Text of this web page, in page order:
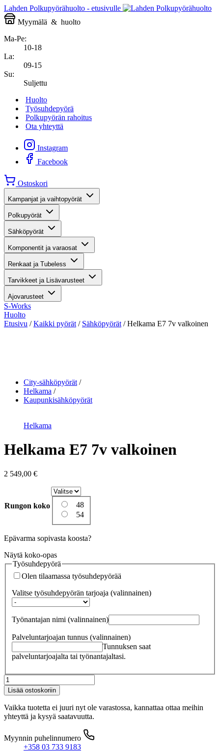
Lahden Polkupyörähuolto - etusivulle
Myymälä & huolto
Ma-Pe:
10-18
La:
09-15
Su:
Suljettu
Huolto
Työsuhdepyörä
Polkupyörän rahoitus
Ota yhteyttä
Instagram
Facebook
Ostoskori
Kampanjat ja vaihtopyörät
Polkupyörät
Sähköpyörät
Komponentit ja varaosat
Renkaat ja Tubeless
Tarvikkeet ja Lisävarusteet
Ajovarusteet
S-Works
Huolto
Etusivu /Kaikki pyörät / Sähköpyörät / Helkama E7 7v valkoinen
City-sähköpyörät
Helkama
Kaupunkisähköpyörät
Helkama
Helkama E7 7v valkoinen
2 549,00 €
Rungon koko
48
54
Epävarma sopivasta koosta?
Näytä koko-opas
Työsuhdepyörä
Olen tilaamassa työsuhdepyörää
Valitse työsuhdepyörän tarjoaja (valinnainen)
Työnantajan nimi (valinnainen)
Palveluntarjoajan tunnus (valinnainen)
Tunnuksen saat
palveluntarjoajalta tai työnantajaltasi.
Helkama
E7
7v
valkoinen
määrä
Lisää ostoskoriin
Vaikka tuotetta ei juuri nyt ole varastossa, kannattaa ottaa meihin
yhteyttä ja kysyä saatavuutta.
Myynnin puhelinnumero
+358 03 733 9183